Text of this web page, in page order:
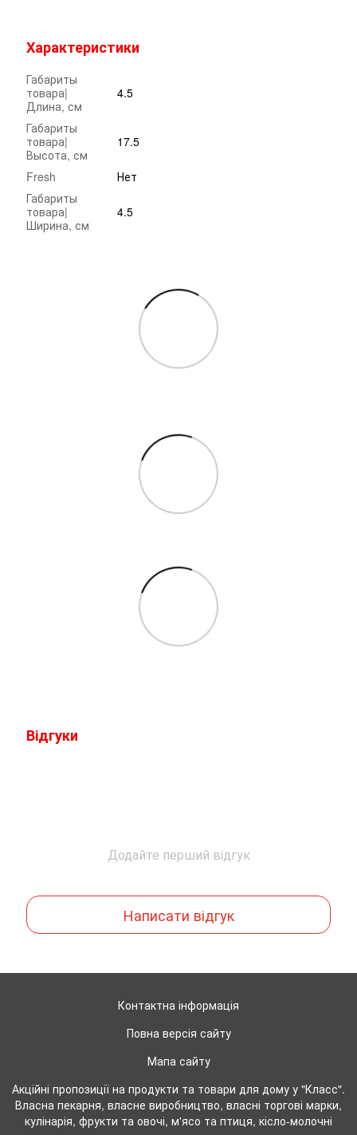
Характеристики
Габариты
товара|
Длина, см
4.5
Габариты
товара|
Высота, см
17.5
Fresh
Нет
Габариты
товара|
Ширина, см
4.5
Відгуки
Додайте перший відгук
Написати відгук
Контактна інформація
Повна версія сайту
Мапа сайту
Акційні пропозиції на продукти та товари для дому у "Класс".
Власна пекарня, власне виробництво, власні торгові марки,
кулінарія, фрукти та овочі, м'ясо та птиця, кісло-молочні